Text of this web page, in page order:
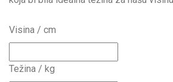
Visina / cm
Težina / kg